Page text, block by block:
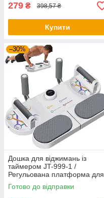
279 ₴ 398,57 ₴
Купити
–30%
Дошка для віджимань із
таймером JT-999-1 /
Регульована платформа для
віджимань / Фітнес тренажер
для преса
Готово до відправки